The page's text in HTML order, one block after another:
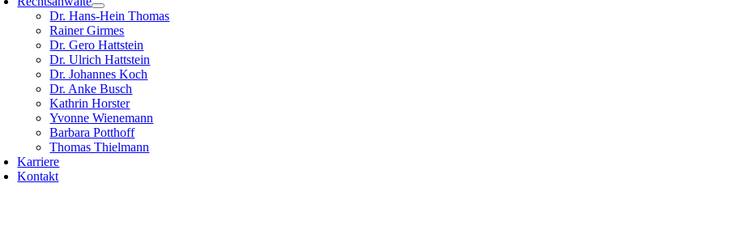
Dr. Hans-Hein Thomas
Rainer Girmes
Dr. Gero Hattstein
Dr. Ulrich Hattstein
Dr. Johannes Koch
Dr. Anke Busch
Kathrin Horster
Yvonne Wienemann
Barbara Potthoff
Thomas Thielmann
Karriere
Kontakt